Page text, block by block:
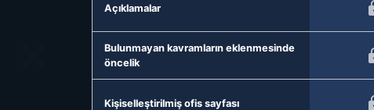
Açıklamalar
Bulunmayan kavramların eklenmesinde
öncelik
Kişiselleştirilmiş ofis sayfası